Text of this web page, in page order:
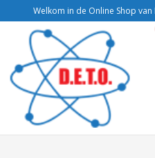
Welkom in de Online Shop